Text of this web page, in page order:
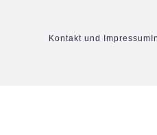
Kontakt und Impressum